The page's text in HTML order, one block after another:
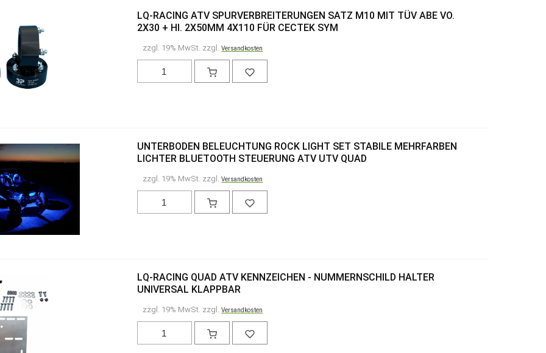
LQ-RACING ATV SPURVERBREITERUNGEN SATZ M10 MIT TÜV ABE VO.
2X30 + HI. 2X50MM 4X110 FÜR CECTEK SYM
zzgl. 19% MwSt. zzgl.Versandkosten
UNTERBODEN BELEUCHTUNG ROCK LIGHT SET STABILE MEHRFARBEN
LICHTER BLUETOOTH STEUERUNG ATV UTV QUAD
zzgl. 19% MwSt. zzgl.Versandkosten
LQ-RACING QUAD ATV KENNZEICHEN - NUMMERNSCHILD HALTER
UNIVERSAL KLAPPBAR
zzgl. 19% MwSt. zzgl.Versandkosten